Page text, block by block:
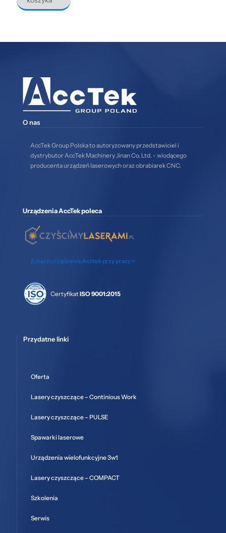
O nas
AccTek Group Polska to autoryzowany przedstawiciel i
dystrybutor AccTek Machinery Jinan Co. Ltd. - wiodącego
producenta urządzeń laserowych oraz obrabiarek CNC.
Urządzenia AccTek poleca
Zobacz urządzenia Acctek przy pracy >
CertyfikatISO 9001:2015
Przydatne linki
Oferta
Lasery czyszczące – Continious Work
Lasery czyszczące – PULSE
Spawarki laserowe
Urządzenia wielofunkcyjne 3w1
Lasery czyszczące – COMPACT
Szkolenia
Serwis